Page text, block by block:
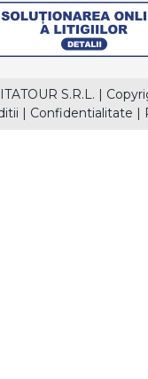
S.R.L. |
| Confidentialitate |